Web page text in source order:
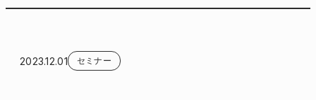
2023.12.01 セミナー